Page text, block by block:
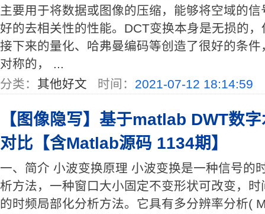
主要用于将数据或图像的压缩，能够将空域的
好的去相关性的性能。DCT变换本身是无损的
接下来的量化、哈弗曼编码等创造了很好的条
对称的， ...
分类： 其他好文 时间： 2021-07-12 18:14:59
【图像隐写】基于matlab DWT数
对比【含Matlab源码 1134期】
一、简介 小波变换原理 小波变换是一种信号的
析方法，一种窗口大小固定不变形状可改变，
的时频局部化分析方法。它具有多分辨率分析(